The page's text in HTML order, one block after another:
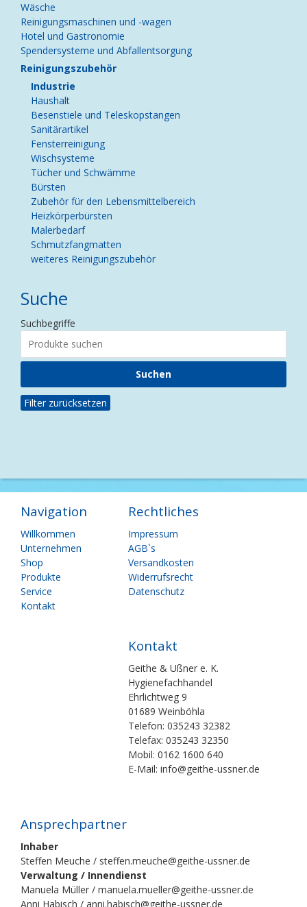
Wäsche
Reinigungsmaschinen und -wagen
Hotel und Gastronomie
Spendersysteme und Abfallentsorgung
Reinigungszubehör
Industrie
Haushalt
Besenstiele und Teleskopstangen
Sanitärartikel
Fensterreinigung
Wischsysteme
Tücher und Schwämme
Bürsten
Zubehör für den Lebensmittelbereich
Heizkörperbürsten
Malerbedarf
Schmutzfangmatten
weiteres Reinigungszubehör
Suche
Suchbegriffe
Filter zurücksetzen
Navigation
Navigation
überspringen
Willkommen
Unternehmen
Shop
Produkte
Service
Kontakt
Rechtliches
Navigation
überspringen
Impressum
AGB`s
Versandkosten
Widerrufsrecht
Datenschutz
Kontakt
Geithe & Ußner e. K.
Hygienefachhandel
Ehrlichtweg 9
01689 Weinböhla
Telefon: 035243 32382
Telefax: 035243 32350
Mobil: 0162 1600 640
E-Mail: info@geithe-ussner.de
Ansprechpartner
Inhaber
Steffen Meuche / steffen.meuche@geithe-ussner.de
Verwaltung / Innendienst
Manuela Müller / manuela.mueller@geithe-ussner.de
Anni Habisch / anni.habisch@geithe-ussner.de